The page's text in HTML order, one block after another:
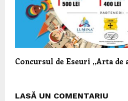
Concursul de Eseuri ,,Arta de
LASĂ UN COMENTARIU